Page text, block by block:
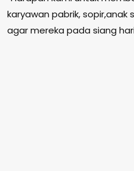
karyawan pabrik,
agar mereka pada siang